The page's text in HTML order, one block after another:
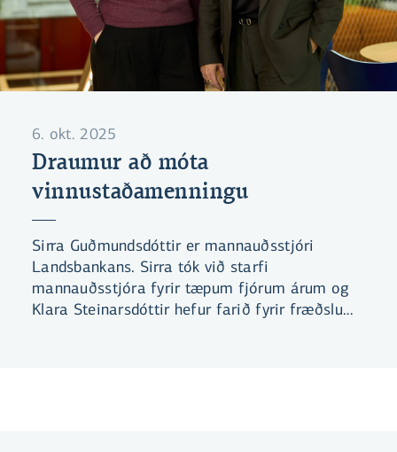
6. okt. 2025
Draumur að móta
vinnustaðamenningu
Sirra Guðmundsdóttir er mannauðsstjóri
Landsbankans. Sirra tók við starfi
mannauðsstjóra fyrir tæpum fjórum árum og
Klara Steinarsdóttir hefur farið fyrir fræðslu